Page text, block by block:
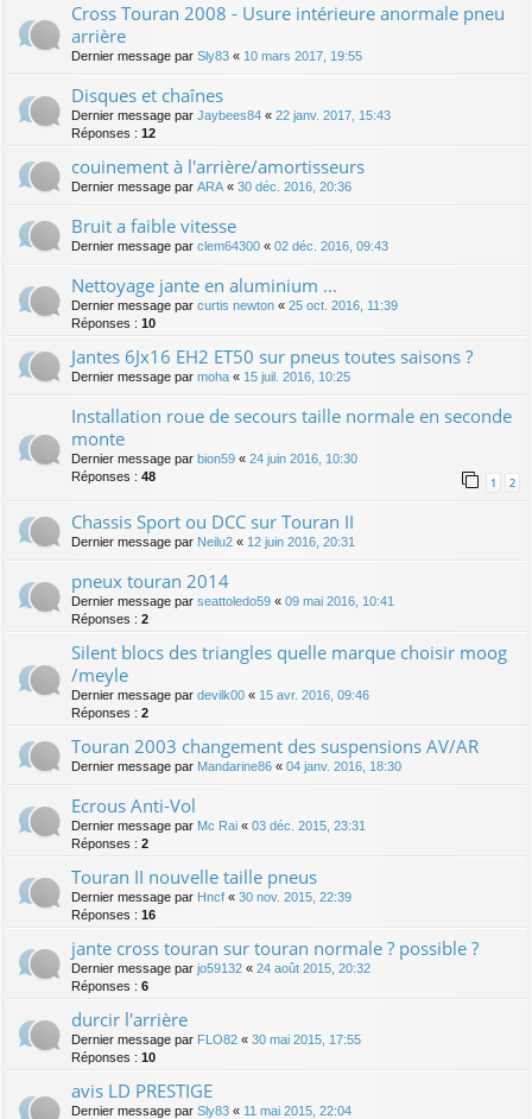
Cross Touran 2008 - Usure intérieure anormale pneu
arrière
Dernier message par Sly83 « 10 mars 2017, 19:55
Disques et chaînes
Dernier message par Jaybees84 « 22 janv. 2017, 15:43
Réponses : 12
couinement à l'arrière/amortisseurs
Dernier message par ARA « 30 déc. 2016, 20:36
Bruit a faible vitesse
Dernier message par clem64300 « 02 déc. 2016, 09:43
Nettoyage jante en aluminium ...
Dernier message par curtis newton « 25 oct. 2016, 11:39
Réponses : 10
Jantes 6Jx16 EH2 ET50 sur pneus toutes saisons ?
Dernier message par moha « 15 juil. 2016, 10:25
Installation roue de secours taille normale en seconde
monte
Dernier message par bion59 « 24 juin 2016, 10:30
Réponses : 48 1 2
Chassis Sport ou DCC sur Touran II
Dernier message par Neilu2 « 12 juin 2016, 20:31
pneux touran 2014
Dernier message par seattoledo59 « 09 mai 2016, 10:41
Réponses : 2
Silent blocs des triangles quelle marque choisir moog
/meyle
Dernier message par devilk00 « 15 avr. 2016, 09:46
Réponses : 2
Touran 2003 changement des suspensions AV/AR
Dernier message par Mandarine86 « 04 janv. 2016, 18:30
Ecrous Anti-Vol
Dernier message par Mc Rai « 03 déc. 2015, 23:31
Réponses : 2
Touran II nouvelle taille pneus
Dernier message par Hncf « 30 nov. 2015, 22:39
Réponses : 16
jante cross touran sur touran normale ? possible ?
Dernier message par jo59132 « 24 août 2015, 20:32
Réponses : 6
durcir l'arrière
Dernier message par FLO82 « 30 mai 2015, 17:55
Réponses : 10
avis LD PRESTIGE
Dernier message par Sly83 « 11 mai 2015, 22:04